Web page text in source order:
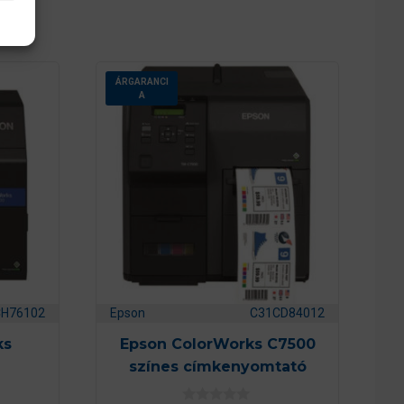
ÁRGARANCI
A
Epson C31CD84012
Epson ColorWorks C7500
színes címkenyomtató